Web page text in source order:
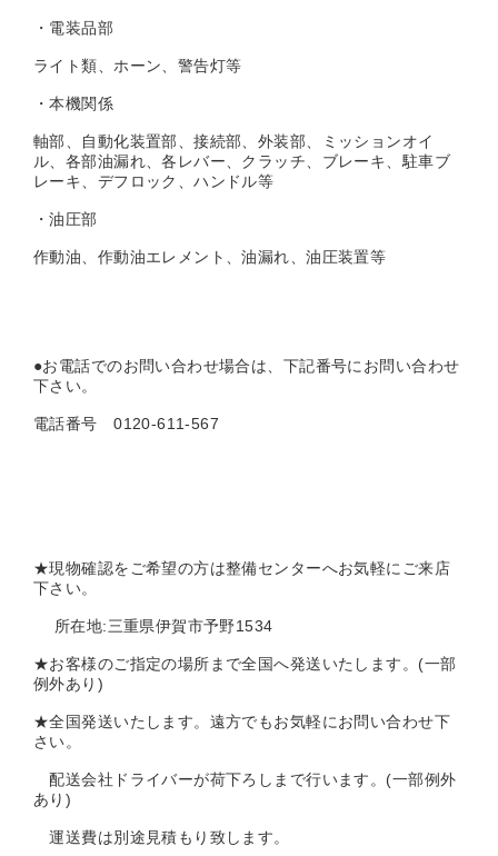
・電装品部
ライト類、ホーン、警告灯等
・本機関係
軸部、自動化装置部、接続部、外装部、ミッションオイ
ル、各部油漏れ、各レバー、クラッチ、ブレーキ、駐車ブ
レーキ、デフロック、ハンドル等
・油圧部
作動油、作動油エレメント、油漏れ、油圧装置等
●お電話でのお問い合わせ場合は、下記番号にお問い合わせ
下さい。
電話番号 0120-611-567
★現物確認をご希望の方は整備センターへお気軽にご来店
下さい。
所在地:三重県伊賀市予野1534
★お客様のご指定の場所まで全国へ発送いたします。(一部
例外あり)
★全国発送いたします。遠方でもお気軽にお問い合わせ下
さい。
配送会社ドライバーが荷下ろしまで行います。(一部例外
あり)
運送費は別途見積もり致します。